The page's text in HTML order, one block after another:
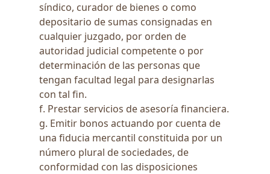
síndico, curador de bienes o como
depositario de sumas consignadas en
cualquier juzgado, por orden de
autoridad judicial competente o por
determinación de las personas que
tengan facultad legal para designarlas
con tal fin.
f. Prestar servicios de asesoría financiera.
g. Emitir bonos actuando por cuenta de
una fiducia mercantil constituida por un
número plural de sociedades, de
conformidad con las disposiciones